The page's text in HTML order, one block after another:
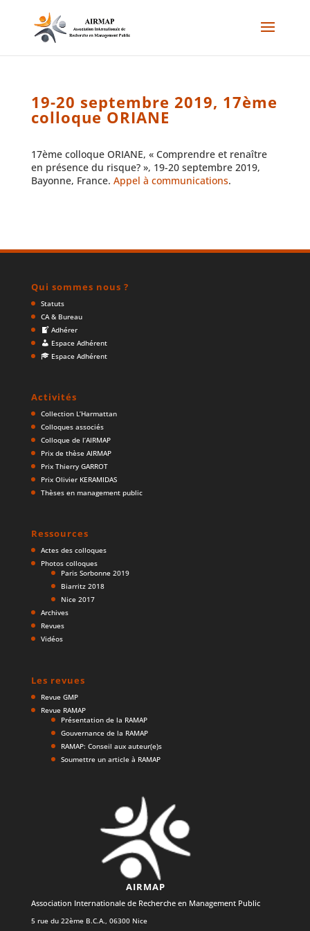
19-20 septembre 2019, 17ème
colloque ORIANE
17ème colloque ORIANE, « Comprendre et renaître
en présence du risque? », 19-20 septembre 2019,
Bayonne, France. Appel à communications.
Qui sommes nous ?
Statuts
CA & Bureau
Adhérer
Espace Adhérent
Espace Adhérent
Activités
Collection L’Harmattan
Colloques associés
Colloque de l’AIRMAP
Prix de thèse AIRMAP
Prix Thierry GARROT
Prix Olivier KERAMIDAS
Thèses en management public
Ressources
Actes des colloques
Photos colloques
Paris Sorbonne 2019
Biarritz 2018
Nice 2017
Archives
Revues
Vidéos
Les revues
Revue GMP
Revue RAMAP
Présentation de la RAMAP
Gouvernance de la RAMAP
RAMAP: Conseil aux auteur(e)s
Soumettre un article à RAMAP
AIRMAP
Association Internationale de Recherche en Management Public
5 rue du 22ème B.C.A., 06300 Nice